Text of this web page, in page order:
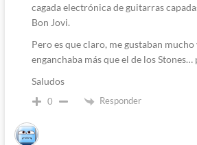
cagada electrónica de guitarras
Bon Jovi.
Pero es que claro, me gustaban
enganchaba más que el de los Stones…
Saludos
0 Responder